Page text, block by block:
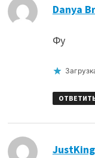
Danya
Фу
JustKing: